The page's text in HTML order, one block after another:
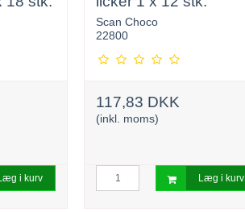
i kurv
Scan Choco
22800
117,83 DKK
(inkl. moms)
Læg i kurv